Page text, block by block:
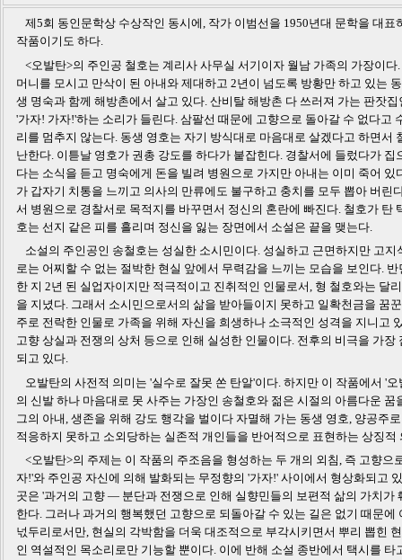
제5회 동인문학상 수상작인 동시에, 작가 이범선을 1950년대 문학을 대표
작품이기도 하다.
<오발탄>의 주인공 철호는 계리사 사무실 서기이자 월남 가족의 가장이
머니를 모시고 만삭이 된 아내와 제대하고 2년이 넘도록 방황만 하고 있는
생 명숙과 함께 해방촌에서 살고 있다. 산비탈 해방촌 다 쓰러져 가는 판잣
'가자! 가자!'하는 소리가 들린다. 삼팔선 때문에 고향으로 돌아갈 수 없다고
리를 멈추지 않는다. 동생 영호는 자기 방식대로 마음대로 살겠다고 하면서
난한다. 이튿날 영호가 권총 강도를 하다가 붙잡힌다. 경찰서에 들렀다가
다는 소식을 듣고 명숙에게 돈을 빌려 병원으로 가지만 아내는 이미 죽어 있
가 갑자기 치통을 느끼고 의사의 만류에도 불구하고 충치를 모두 뽑아 버린
서 병원으로 경찰서로 목적지를 바꾸면서 정신의 혼란에 빠진다. 철호가 탄
호는 선지 같은 피를 흘리며 정신을 잃는 장면에서 소설은 끝을 맺는다.
소설의 주인공인 송철호는 성실한 소시민이다. 성실하고 근면하지만 고
로는 어찌할 수 없는 절박한 현실 앞에서 무력감을 느끼는 모습을 보인다.
한 지 2년 된 실업자이지만 적극적이고 진취적인 인물로서, 형 철호와는 달
을 지녔다. 그래서 소시민으로서의 삶을 받아들이지 못하고 일확천금을 꿈
주로 전락한 인물로 가족을 위해 자신을 희생하나 소극적인 성격을 지니고
고향 상실과 전쟁의 상처 등으로 인해 실성한 인물이다. 전후의 비극을 가
되고 있다.
오발탄의 사전적 의미는 '실수로 잘못 쏜 탄알'이다. 하지만 이 작품에서 '
의 신발 하나 마음대로 못 사주는 가장인 송철호와 젊은 시절의 아름다운
그의 아내, 생존을 위해 강도 행각을 벌이다 자멸해 가는 동생 영호, 양공주
적응하지 못하고 소외당하는 실존적 개인들을 반어적으로 표현하는 상징적
<오발탄>의 주제는 이 작품의 주조음을 형성하는 두 개의 외침, 즉 고향으
자!'와 주인공 자신에 의해 발화되는 무정향의 '가자!' 사이에서 형상화되고
곳은 '과거의 고향 ― 분단과 전쟁으로 인해 실향민들의 보편적 삶의 가치
한다. 그러나 과거의 행복했던 고향으로 되돌아갈 수 있는 길은 없기 때문에
넋두리로서만, 현실의 각박함을 더욱 대조적으로 부각시키면서 뿌리 뽑힌
인 역설적인 목소리로만 기능할 뿐이다. 이에 반해 소설 종반에서 택시를